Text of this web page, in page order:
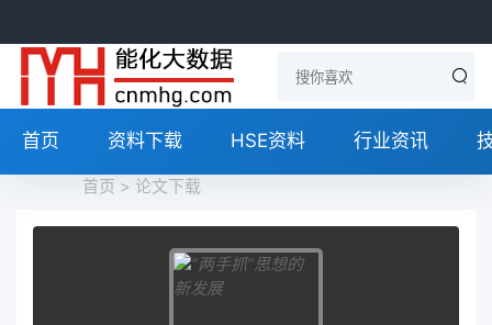
首页 资料下载 HSE资料 行业资讯
首页 > 论文下载